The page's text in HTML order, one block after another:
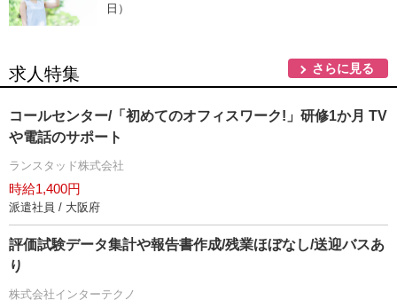
日）
求人特集 さらに見る
コールセンター/「初めてのオフィスワーク!」研修1か月 TV
電話のサポート
ランスタッド株式会社
時給1,400円
派遣社員 / 大阪府
評価試験データ集計や報告書作成/残業ほぼなし/送迎バスあ
り
株式会社インターテクノ